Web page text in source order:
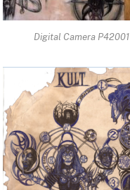
Digital Camera P42001